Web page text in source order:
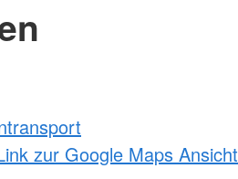
zur Google Maps Ansicht